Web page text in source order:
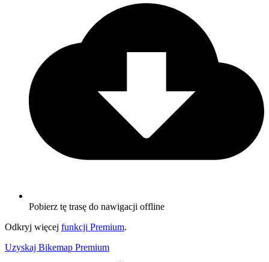
Pobierz tę trasę do nawigacji offline
Odkryj więcej funkcji Premium.
Uzyskaj Bikemap Premium